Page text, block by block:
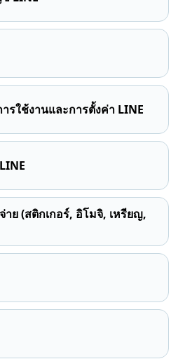
รใช้งานและการตั้งค่า LINE
ย (สติกเกอร์, อิโมจิ, เหรียญ,